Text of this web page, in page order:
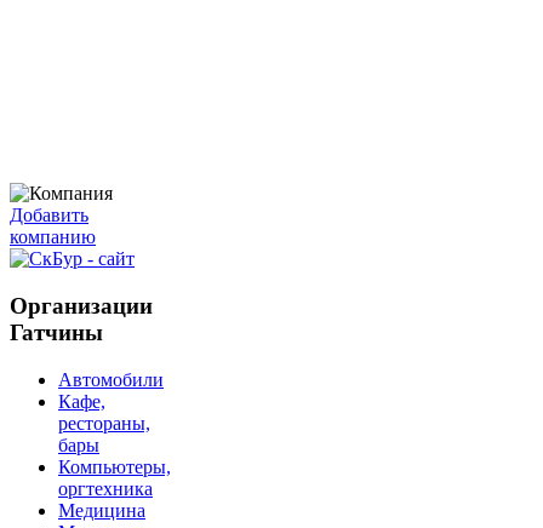
Добавить
компанию
Организации
Гатчины
Автомобили
Кафе,
рестораны,
бары
Компьютеры,
оргтехника
Медицина